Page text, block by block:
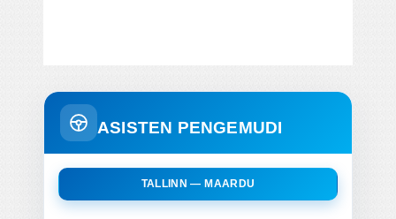
ASISTEN PENGEMUDI
TALLINN — MAARDU